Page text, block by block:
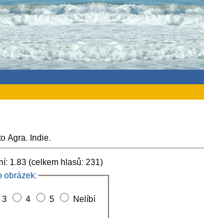
Agra. Indie.
1.83 (celkem hlasů: 231)
obrázek:
3 4 5 Nelíbí